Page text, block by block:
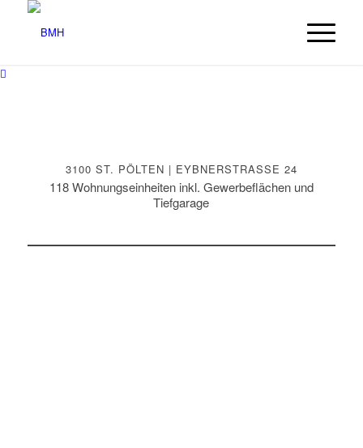
3100 ST. PÖLTEN | EYBNERSTRASSE 24
118 Wohnungseinheiten inkl. Gewerbeflächen und
Tiefgarage